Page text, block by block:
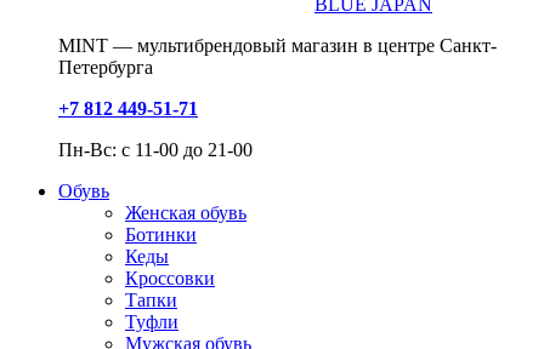
BLUE JAPAN
MINT — мультибрендовый магазин в центре Санкт-
Петербурга
+7 812 449-51-71
Пн-Вс: с 11-00 до 21-00
Обувь
Женская обувь
Ботинки
Кеды
Кроссовки
Тапки
Туфли
Мужская обувь